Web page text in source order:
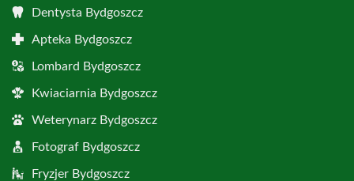
Dentysta Bydgoszcz
Apteka Bydgoszcz
Lombard Bydgoszcz
Kwiaciarnia Bydgoszcz
Weterynarz Bydgoszcz
Fotograf Bydgoszcz
Fryzjer Bydgoszcz